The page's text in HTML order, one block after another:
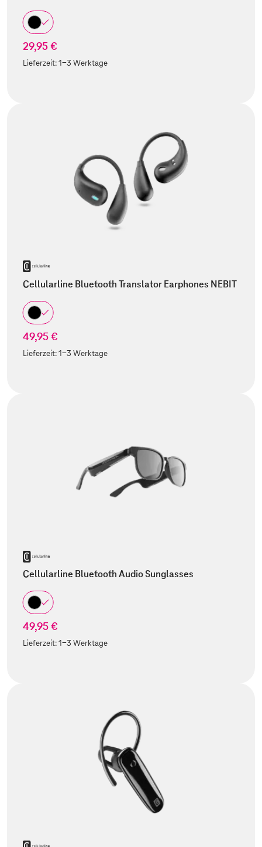
29,95 €
Lieferzeit:1-3 Werktage
Cellularline Bluetooth Translator Earphones NEBIT
49,95 €
Lieferzeit:1-3 Werktage
Cellularline Bluetooth Audio Sunglasses
49,95 €
Lieferzeit:1-3 Werktage